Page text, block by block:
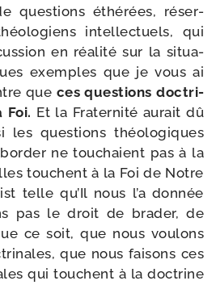
ques­tions éthé­rées, réser­
intel­lec­tuels, qui
en réa­li­té sur la situa­
exemples que je vous ai
que ces ques­tions doc­tri­
Foi. Et la Fraternité aurait dû
les ques­tions théo­lo­giques
ne tou­chaient pas à la
touchent à la Foi de Notre
telle qu’Il nous l’a don­née
pas le droit de bra­der, de
ce soit, que nous vou­lons
que nous fai­sons ces
qui touchent à la doc­trine